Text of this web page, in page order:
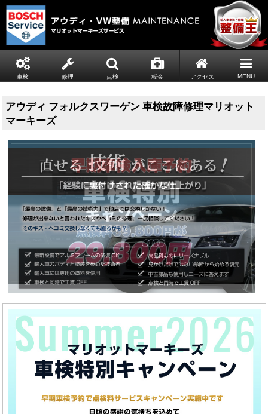
車検 修理 点検 板金 アクセス MENU
アウディ フォルクスワーゲン 車検故障修理マリオット
マーキーズ